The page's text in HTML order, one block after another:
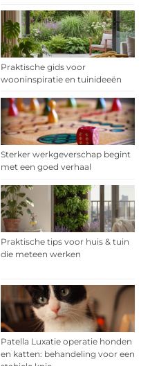
Praktische gids voor
wooninspiratie en tuinideeën
Sterker werkgeverschap begint
met een goed verhaal
Praktische tips voor huis & tuin
die meteen werken
Patella Luxatie operatie honden
en katten: behandeling voor een